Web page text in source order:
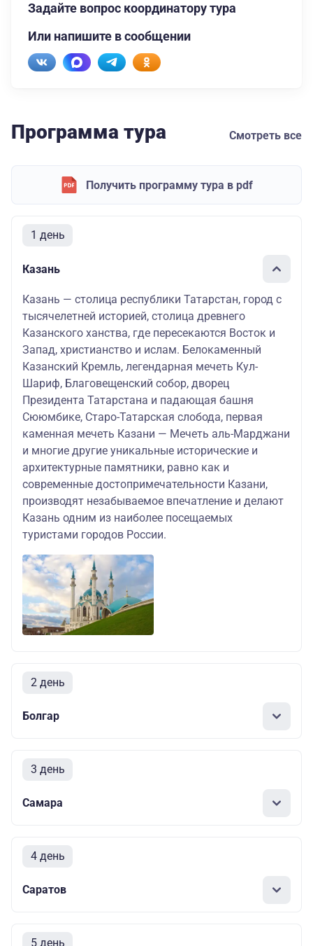
Задайте вопрос координатору тура
Или напишите в сообщении
Программа тура Смотреть все
Получить программу тура в pdf
1 день
Казань
Казань — столица республики Татарстан, город с
тысячелетней историей, столица древнего
Казанского ханства, где пересекаются Восток и
Запад, христианство и ислам. Белокаменный
Казанский Кремль, легендарная мечеть Кул-
Шариф, Благовещенский собор, дворец
Президента Татарстана и падающая башня
Сююмбике, Старо-Татарская слобода, первая
каменная мечеть Казани — Мечеть аль-Марджани
и многие другие уникальные исторические и
архитектурные памятники, равно как и
современные достопримечательности Казани,
производят незабываемое впечатление и делают
Казань одним из наиболее посещаемых
туристами городов России.
2 день
Болгар
3 день
Самара
4 день
Саратов
5 день